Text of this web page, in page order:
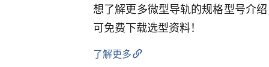
想了解更多微型导轨的规格型号介
可免费下载选型资料！
了解更多